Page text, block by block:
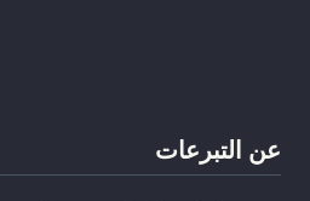
عن التبرعات